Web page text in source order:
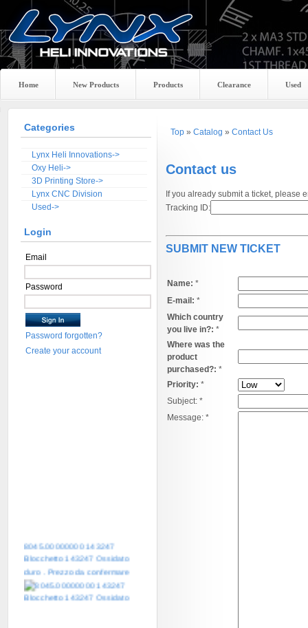
Home New Products Products Clearance Used
Top» Catalog » Contact Us
Contact us
If you already submit a ticket, please
Tracking ID:
SUBMIT NEW TICKET
Name: *
E-mail: *
Which country
you live in?: *
Where was the
product
purchased?: *
Priority: *
Subject: *
Message: *
Categories
Lynx Heli Innovations->
Oxy Heli->
3D Printing Store->
Lynx CNC Division
Used->
Login
Email
Password
Password forgotten?
Create your account
8045.00000000 143247
Blocchetto 143247 Ossidato